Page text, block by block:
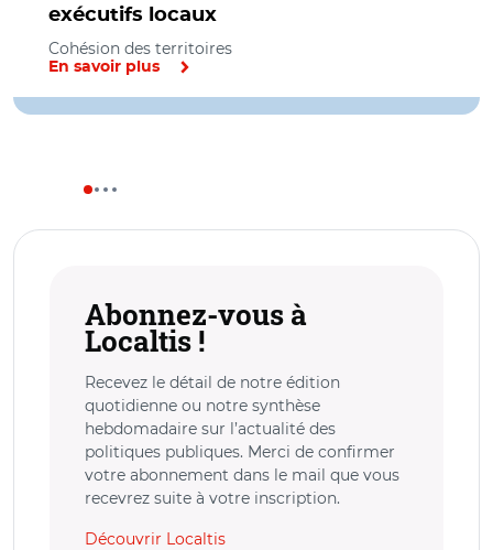
exécutifs locaux
Cohésion des territoires
En savoir plus
Abonnez-vous à
Localtis !
Recevez le détail de notre édition
quotidienne ou notre synthèse
hebdomadaire sur l’actualité des
politiques publiques. Merci de confirmer
votre abonnement dans le mail que vous
recevrez suite à votre inscription.
Découvrir Localtis